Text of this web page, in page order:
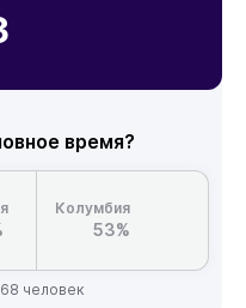
время?
Колумбия
53%
человек